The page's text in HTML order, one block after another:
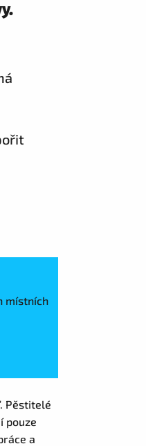
místních
Pěstitelé
pouze
a